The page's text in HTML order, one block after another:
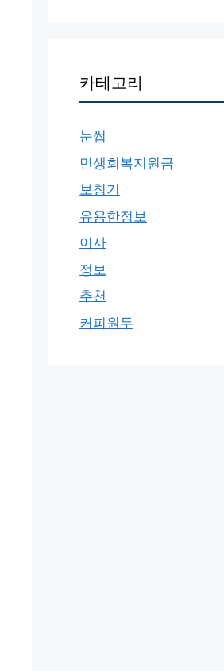
카테고리
눈썹
민생회복지원금
보청기
유용한정보
이사
정보
추천
커피원두